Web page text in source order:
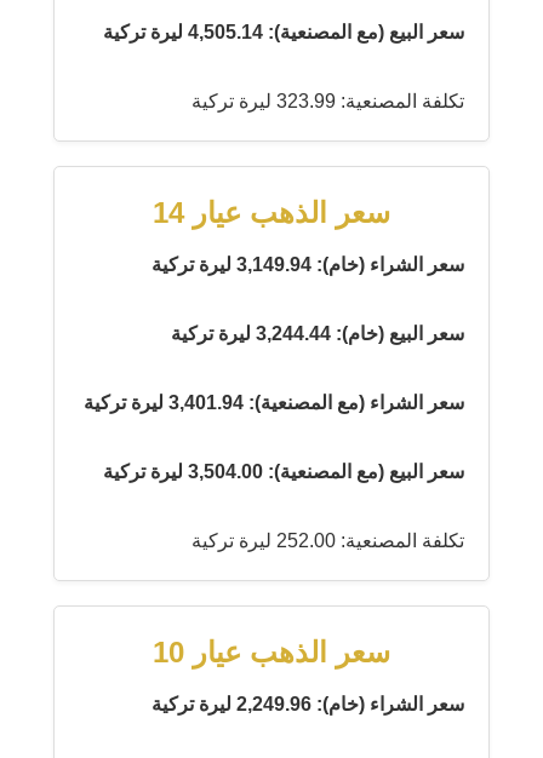
سعر البيع (مع المصنعية): 4,505.14 ليرة تركية
تكلفة المصنعية: 323.99 ليرة تركية
سعر الذهب عيار 14
سعر الشراء (خام): 3,149.94 ليرة تركية
سعر البيع (خام): 3,244.44 ليرة تركية
سعر الشراء (مع المصنعية): 3,401.94 ليرة تركية
سعر البيع (مع المصنعية): 3,504.00 ليرة تركية
تكلفة المصنعية: 252.00 ليرة تركية
سعر الذهب عيار 10
سعر الشراء (خام): 2,249.96 ليرة تركية